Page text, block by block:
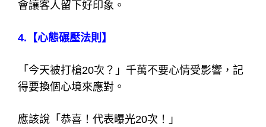
會讓客人留下好印象。
4. 【心態碾壓法則】
「今天被打槍20次？」千萬不要心情受影響，記
得要換個心境來應對。
應該說「恭喜！代表曝光20次！」